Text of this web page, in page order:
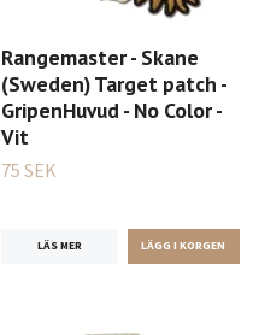
Rangemaster - Skane
(Sweden) Target patch -
GripenHuvud - No Color -
Vit
75 SEK
LÄS MER